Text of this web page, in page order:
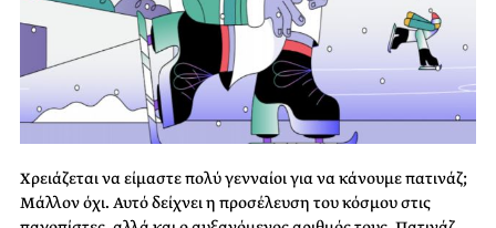
Χρειάζεται να είμαστε πολύ γενναίοι για να κάνουμε πατινάζ;
Μάλλον όχι. Αυτό δείχνει η προσέλευση του κόσμου στις